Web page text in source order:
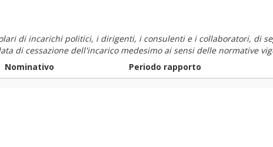
di incarichi politici, i dirigenti, i consulenti e i collaboratori, di
di cessazione dell'incarico medesimo ai sensi delle normative
Nominativo Periodo rapporto